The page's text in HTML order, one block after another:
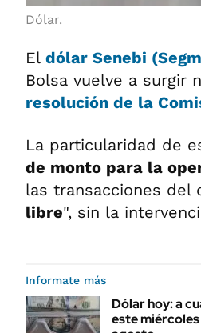
Dólar.
El dólar Senebi
Bolsa vuelve a surgir
resolución de la
La particularidad de
de monto para la
las transacciones del
libre", sin la
Informate más
Dólar hoy: a
este miércoles